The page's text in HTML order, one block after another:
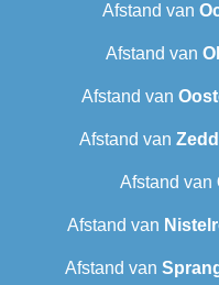
Afstand van
Afstand van
Afstand van
Afstand van
Afstand van
Afstand van
Afstand van